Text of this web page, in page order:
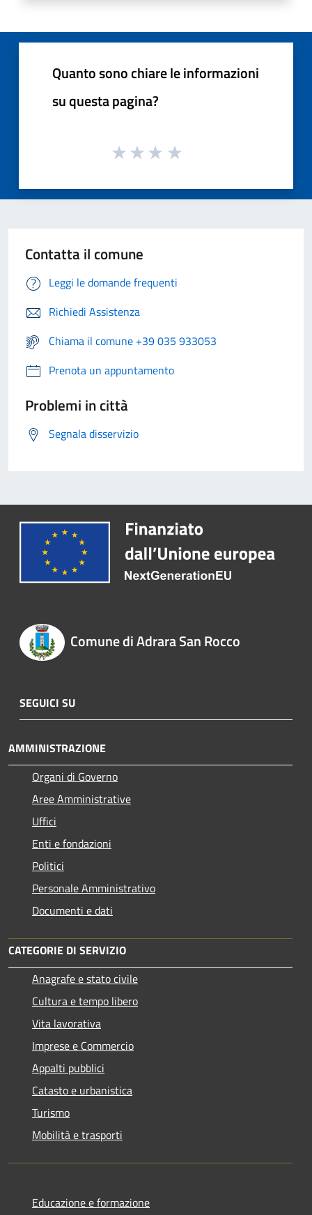
Quanto sono chiare le informazioni
su questa pagina?
Contatta il comune
Leggi le domande frequenti
Richiedi Assistenza
Chiama il comune +39 035 933053
Prenota un appuntamento
Problemi in città
Segnala disservizio
Comune di Adrara San Rocco
SEGUICI SU
AMMINISTRAZIONE
Organi di Governo
Aree Amministrative
Uffici
Enti e fondazioni
Politici
Personale Amministrativo
Documenti e dati
CATEGORIE DI SERVIZIO
Anagrafe e stato civile
Cultura e tempo libero
Vita lavorativa
Imprese e Commercio
Appalti pubblici
Catasto e urbanistica
Turismo
Mobilità e trasporti
Educazione e formazione